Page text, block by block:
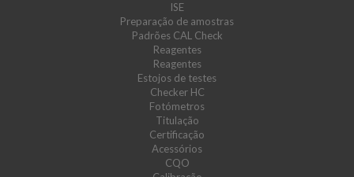
ISE
Preparação de amostras
Padrões CAL Check
Reagentes
Reagentes
Estojos de testes
Checker HC
Fotómetros
Titulação
Certificação
Acessórios
CQO